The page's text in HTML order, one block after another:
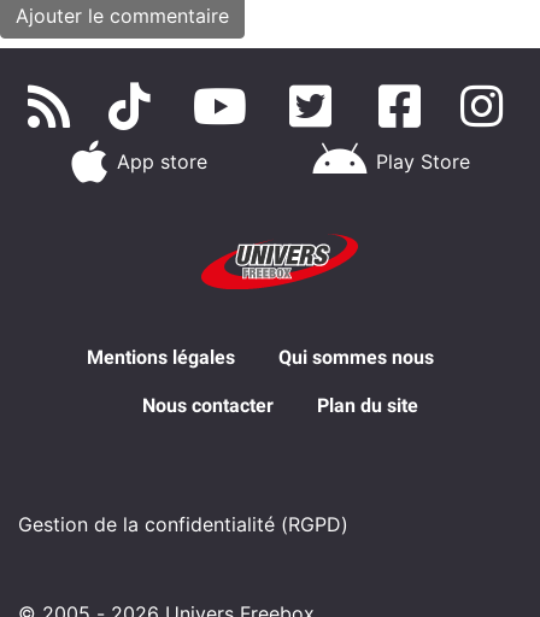
App store Play Store
Mentions légales Qui sommes nous
Nous contacter Plan du site
Gestion de la confidentialité (RGPD)